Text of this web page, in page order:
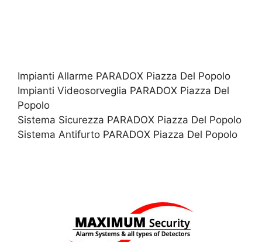
Impianti Allarme PARADOX Piazza Del Popolo
Impianti Videosorveglia PARADOX Piazza Del
Popolo
Sistema Sicurezza PARADOX Piazza Del Popolo
Sistema Antifurto PARADOX Piazza Del Popolo